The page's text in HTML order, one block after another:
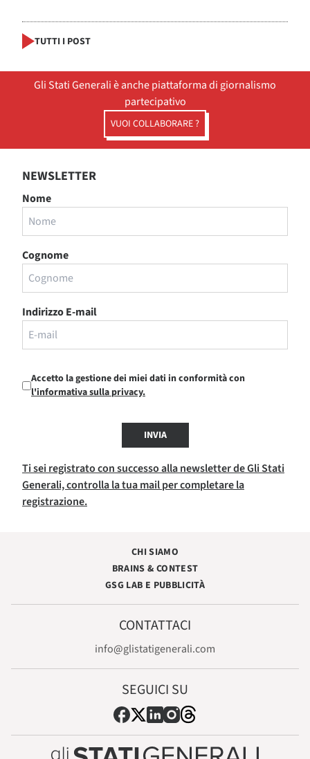
TUTTI I POST
Gli Stati Generali è anche piattaforma di giornalismo
partecipativo
VUOI COLLABORARE ?
NEWSLETTER
Nome
Cognome
Indirizzo E-mail
Accetto la gestione dei miei dati in conformità con
l'informativa sulla privacy.
INVIA
Ti sei registrato con successo alla newsletter de Gli Stati
Generali, controlla la tua mail per completare la
registrazione.
CHI SIAMO
BRAINS & CONTEST
GSG LAB E PUBBLICITÀ
CONTATTACI
info@glistatigenerali.com
SEGUICI SU